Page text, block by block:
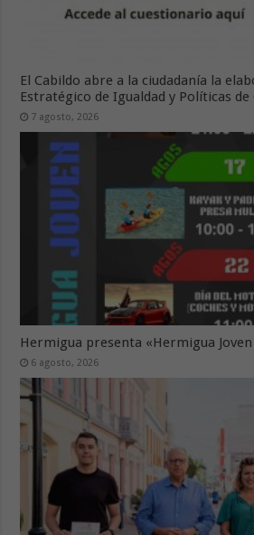
El Cabildo abre a la ciudadanía la
Estratégico de Igualdad y Políticas de
7 agosto, 2026
Hermigua presenta «Hermigua
6 agosto, 2026